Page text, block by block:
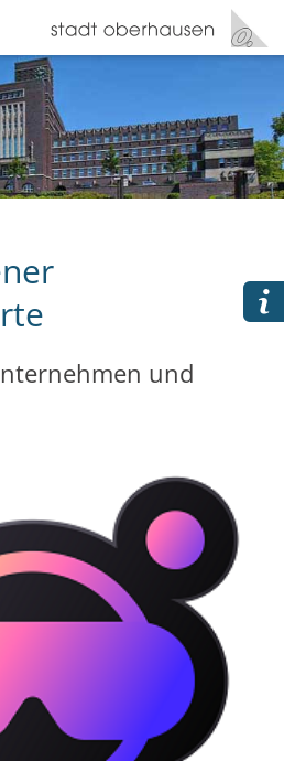
und